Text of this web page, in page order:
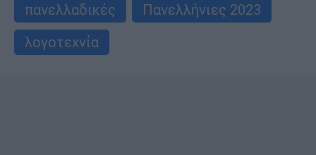
πανελλαδικές
Πανελλήνιες 2023
λογοτεχνία